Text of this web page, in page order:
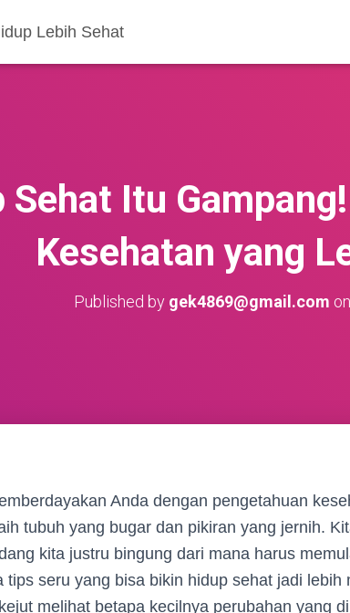
Lebih Sehat
Sehat Itu
Kesehatan yang
Published by gek4869@gmail.com on
Anda dengan pengetahuan
tubuh yang bugar dan pikiran yang jernih.
kita justru bingung dari mana harus
seru yang bisa bikin hidup sehat jadi lebih
melihat betapa kecilnya perubahan yang